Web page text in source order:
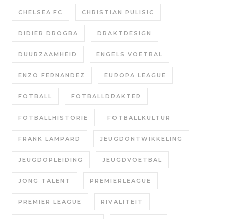
CHELSEA FC CHRISTIAN PULISIC
DIDIER DROGBA DRAKTDESIGN
DUURZAAMHEID ENGELS VOETBAL
ENZO FERNANDEZ EUROPA LEAGUE
FOTBALL FOTBALLDRAKTER
FOTBALLHISTORIE FOTBALLKULTUR
FRANK LAMPARD JEUGDONTWIKKELING
JEUGDOPLEIDING JEUGDVOETBAL
JONG TALENT PREMIERLEAGUE
PREMIER LEAGUE RIVALITEIT